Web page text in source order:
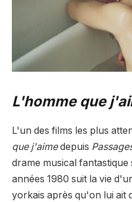
L'homme que
L'un des films les plus
que j'aimedepuis
drame musical fantastique
années 1980 suit la vie
yorkais après qu'on lui ait